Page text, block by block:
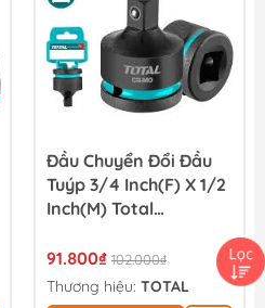
Đầu Chuyển Đổi Đầu
Tuýp 3/4 Inch(F) X 1/2
Inch(M) Total
91.800₫ 102.000₫
Thương hiệu: TOTAL